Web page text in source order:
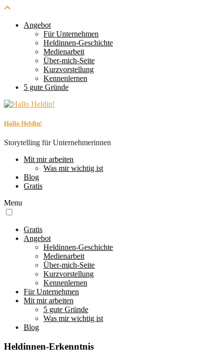
Angebot
Für Unternehmen
Heldinnen-Geschichte
Medienarbeit
Über-mich-Seite
Kurzvorstellung
Kennenlernen
5 gute Gründe
Hallo Heldin!
Storytelling für Unternehmerinnen
Mit mir arbeiten
Was mir wichtig ist
Blog
Gratis
Menu
Gratis
Angebot
Heldinnen-Geschichte
Medienarbeit
Über-mich-Seite
Kurzvorstellung
Kennenlernen
Für Unternehmen
Mit mir arbeiten
5 gute Gründe
Was mir wichtig ist
Blog
Heldinnen-Erkenntnis